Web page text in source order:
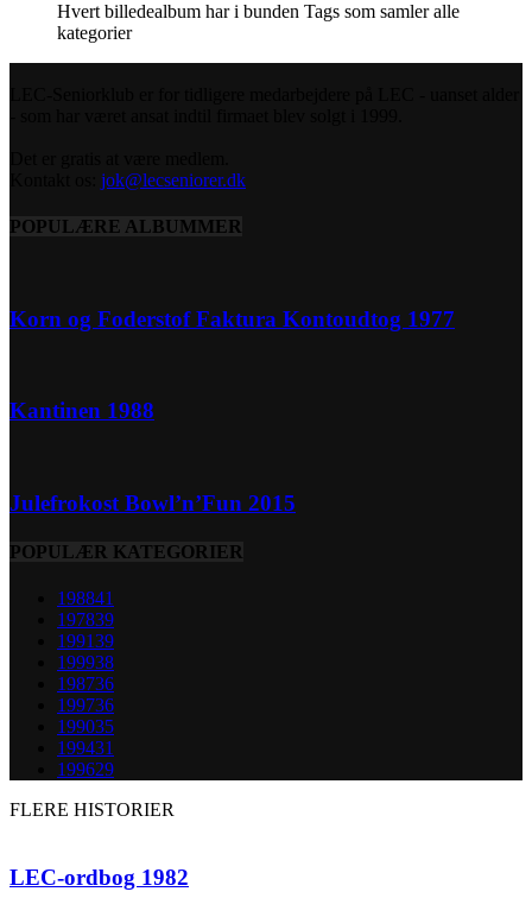
Hvert billedealbum har i bunden Tags som samler alle
kategorier
jok@lecseniorer.dk
POPULÆRE ALBUMMER
Korn og Foderstof Faktura Kontoudtog 1977
Kantinen 1988
Julefrokost Bowl’n’Fun 2015
POPULÆR KATEGORIER
198841
197839
199139
199938
198736
199736
199035
199431
199629
FLERE HISTORIER
LEC-ordbog 1982